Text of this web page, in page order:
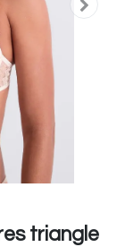
triangle